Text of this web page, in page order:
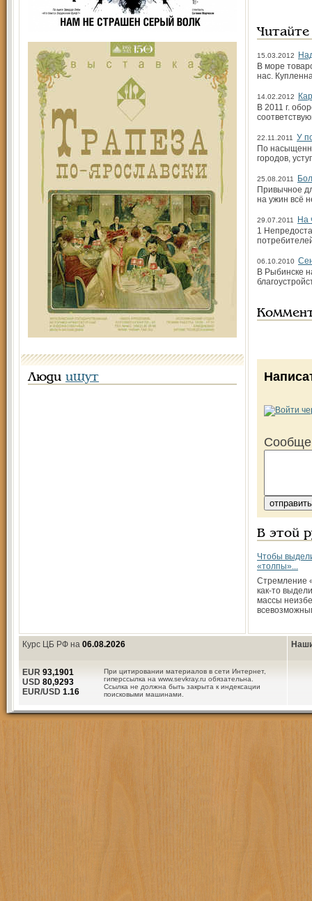
Люди ищут
15.03.2012
В море
нас.
14.02.2012
В 2011 г.
22.11.2011
У
По
городов,
25.08.2011
Привычное
на ужин всё
29.07.2011
На
1
06.10.2010
В Рыбинске
В этой
Чтобы
«толпы»...
Стремление
как-то
массы
Курс ЦБ РФ на 06.08.2026
При цитировании материалов в сети Интернет,
гиперссылка на www.sevkray.ru обязательна.
Ссылка не должна быть закрыта к индексации
поисковыми машинами.
EUR 93,1901
USD 80,9293
EUR/USD 1.16